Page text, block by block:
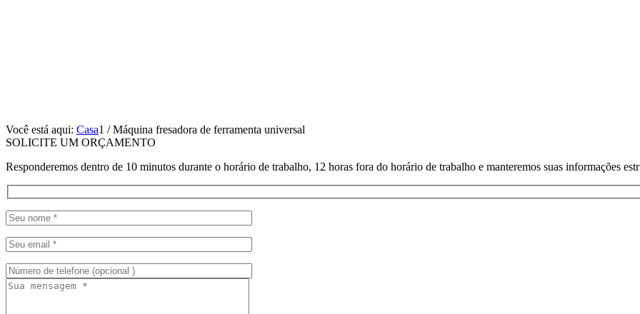
Você está aqui: Casa1 / Máquina fresadora de ferramenta universal
SOLICITE UM ORÇAMENTO
Responderemos dentro de 10 minutos durante o horário de trabalho, 12 horas fora do horário de trabalho e manteremos suas informações